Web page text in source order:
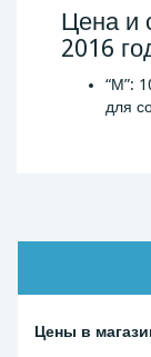
Цена и
2016
“М”:
для
Цены в